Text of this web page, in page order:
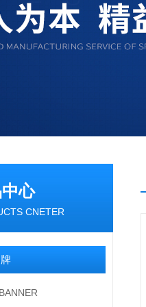
心
CNETER